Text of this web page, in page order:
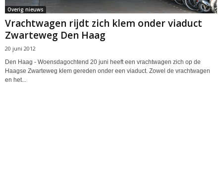
Overig nieuws
Vrachtwagen rijdt zich klem onder viaduct
Zwarteweg Den Haag
20 juni 2012
Den Haag - Woensdagochtend 20 juni heeft een vrachtwagen zich op de
Haagse Zwarteweg klem gereden onder een viaduct. Zowel de vrachtwagen
en het...